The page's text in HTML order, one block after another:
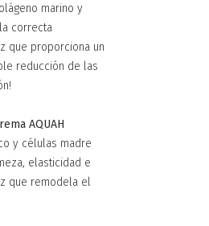
marino y
correcta
que proporciona un
reducción de las
AQUAH
y células madre
elasticidad e
que remodela el